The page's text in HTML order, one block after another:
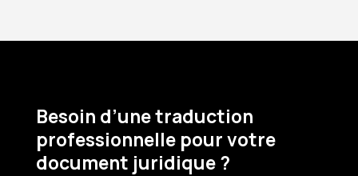
Besoin d’une traduction
professionnelle pour votre
document juridique ?